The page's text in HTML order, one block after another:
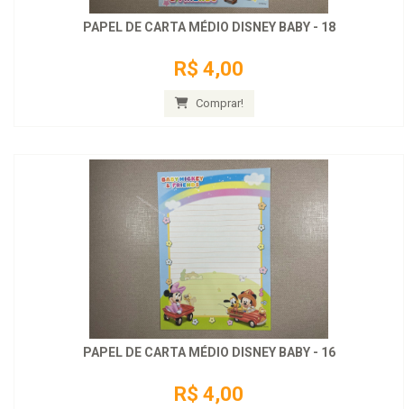
PAPEL DE CARTA MÉDIO DISNEY BABY - 18
R$ 4,00
Comprar!
PAPEL DE CARTA MÉDIO DISNEY BABY - 16
R$ 4,00